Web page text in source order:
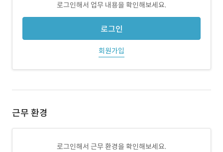
로그인해서 업무 내용을 확인해보세요.
로그인
회원가입
근무 환경
로그인해서 근무 환경을 확인해보세요.